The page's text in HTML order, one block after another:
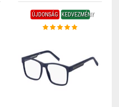
ÚJDONSÁG KEDVEZMÉNY